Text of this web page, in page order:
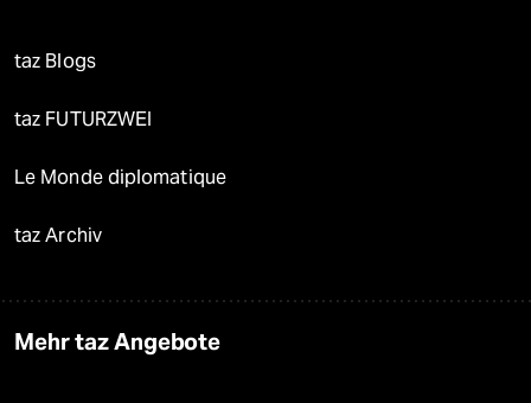
taz Blogs
taz FUTURZWEI
Le Monde diplomatique
taz Archiv
Mehr taz Angebote